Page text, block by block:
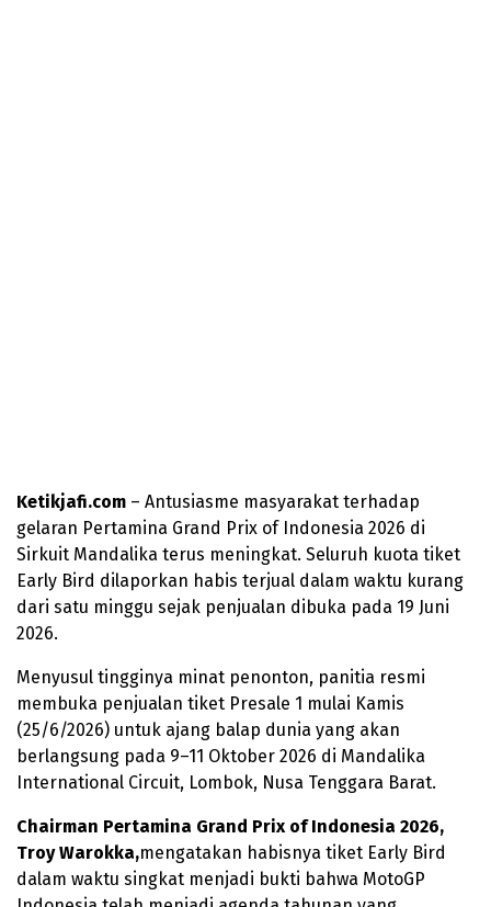
Ketikjafi.com – Antusiasme masyarakat terhadap
gelaran Pertamina Grand Prix of Indonesia 2026 di
Sirkuit Mandalika terus meningkat. Seluruh kuota tiket
Early Bird dilaporkan habis terjual dalam waktu kurang
dari satu minggu sejak penjualan dibuka pada 19 Juni
2026.
Menyusul tingginya minat penonton, panitia resmi
membuka penjualan tiket Presale 1 mulai Kamis
(25/6/2026) untuk ajang balap dunia yang akan
berlangsung pada 9–11 Oktober 2026 di Mandalika
International Circuit, Lombok, Nusa Tenggara Barat.
Chairman Pertamina Grand Prix of Indonesia 2026,
Troy Warokka,mengatakan habisnya tiket Early Bird
dalam waktu singkat menjadi bukti bahwa MotoGP